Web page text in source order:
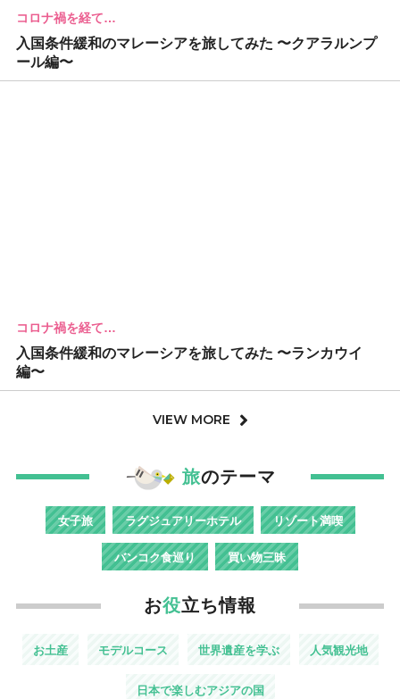
コロナ禍を経て…
入国条件緩和のマレーシアを旅してみた 〜クアラルンプ
ール編〜
コロナ禍を経て…
入国条件緩和のマレーシアを旅してみた 〜ランカウイ
編〜
VIEW MORE
旅のテーマ
女子旅 ラグジュアリーホテル リゾート満喫
バンコク食巡り 買い物三昧
お役立ち情報
お土産 モデルコース 世界遺産を学ぶ 人気観光地
日本で楽しむアジアの国